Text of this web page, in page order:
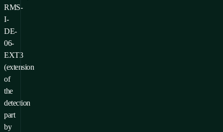
RMS-
I-
DE-
06-
EXT3
(extension
of
the
detection
part
by